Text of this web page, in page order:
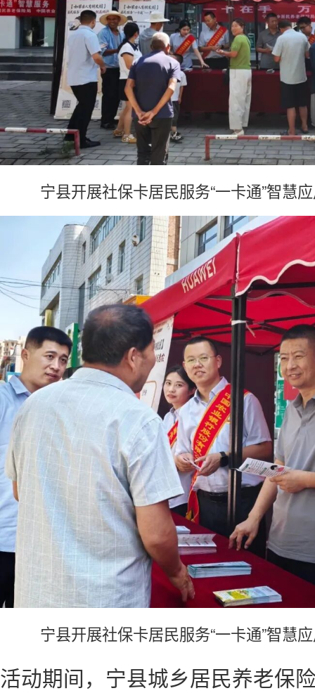
宁县开展社保卡居民服务“一卡通”智慧
宁县开展社保卡居民服务“一卡通”智慧
活动期间，宁县城乡居民养老保